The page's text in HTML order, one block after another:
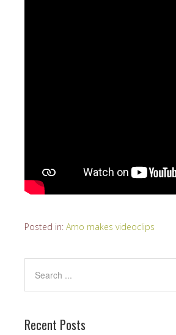
Posted in: Arno makes videoclips
Recent Posts